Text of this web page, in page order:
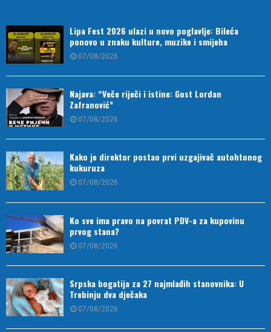
Lipa Fest 2026 ulazi u novo poglavlje: Bileća
ponovo u znaku kulture, muzike i smijeha
07/08/2026
Najava: “Veče riječi i istine: Gost Lordan
Zafranović”
07/08/2026
Kako je direktor postao prvi uzgajivač autohtonog
kukuruza
07/08/2026
Ko sve ima pravo na povrat PDV-a za kupovinu
prvog stana?
07/08/2026
Srpska bogatija za 27 najmlađih stanovnika: U
Trebinju dva dječaka
07/08/2026